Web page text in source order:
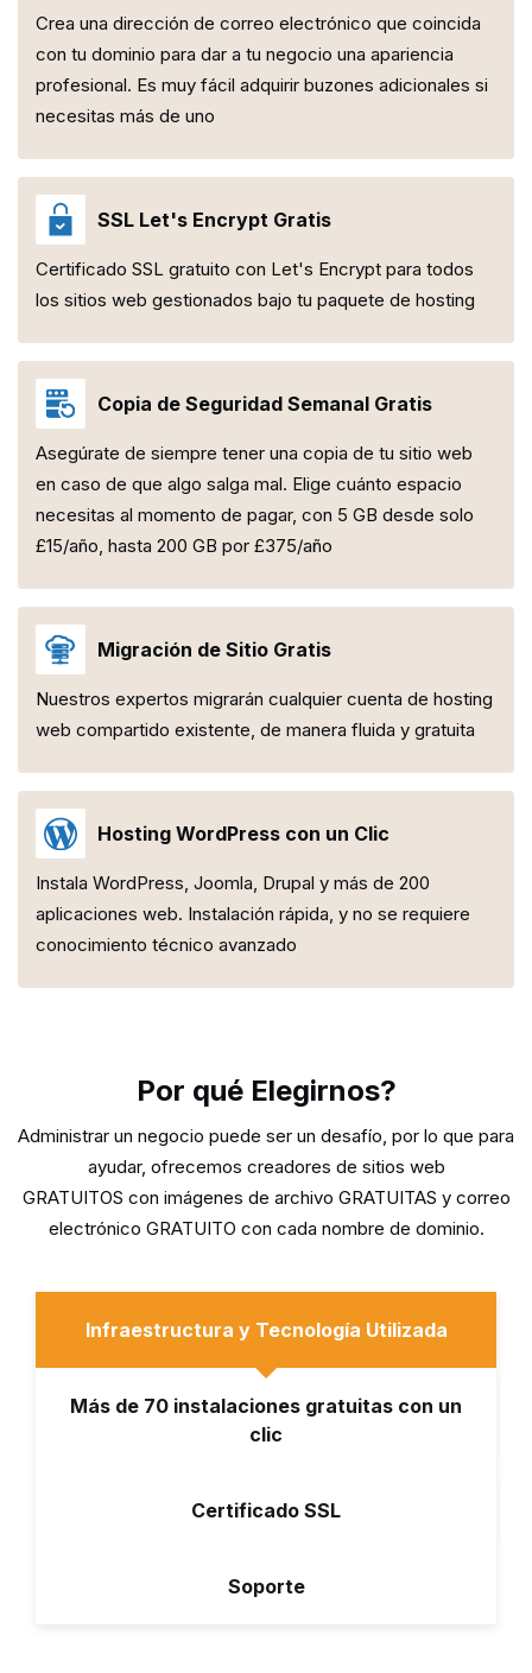
Crea una dirección de correo electrónico que coincida
con tu dominio para dar a tu negocio una apariencia
profesional. Es muy fácil adquirir buzones adicionales si
necesitas más de uno
SSL Let's Encrypt Gratis
Certificado SSL gratuito con Let's Encrypt para todos
los sitios web gestionados bajo tu paquete de hosting
Copia de Seguridad Semanal Gratis
Asegúrate de siempre tener una copia de tu sitio web
en caso de que algo salga mal. Elige cuánto espacio
necesitas al momento de pagar, con 5 GB desde solo
£15/año, hasta 200 GB por £375/año
Migración de Sitio Gratis
Nuestros expertos migrarán cualquier cuenta de hosting
web compartido existente, de manera fluida y gratuita
Hosting WordPress con un Clic
Instala WordPress, Joomla, Drupal y más de 200
aplicaciones web. Instalación rápida, y no se requiere
conocimiento técnico avanzado
Por qué Elegirnos?
Administrar un negocio puede ser un desafío, por lo que para
ayudar, ofrecemos creadores de sitios web
GRATUITOS con imágenes de archivo GRATUITAS y correo
electrónico GRATUITO con cada nombre de dominio.
Infraestructura y Tecnología Utilizada
Más de 70 instalaciones gratuitas con un
clic
Certificado SSL
Soporte